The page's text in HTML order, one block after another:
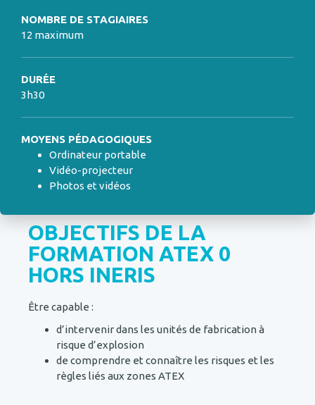
NOMBRE DE STAGIAIRES
12 maximum
DURÉE
3h30
MOYENS PÉDAGOGIQUES
Ordinateur portable
Vidéo-projecteur
Photos et vidéos
OBJECTIFS DE LA
FORMATION ATEX 0
HORS INERIS
Être capable :
d’intervenir dans les unités de fabrication à
risque d’explosion
de comprendre et connaître les risques et les
règles liés aux zones ATEX